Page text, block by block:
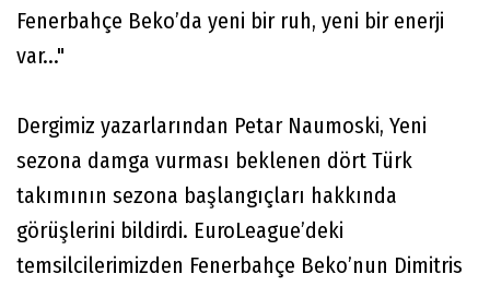
Fenerbahçe Beko’da yeni bir ruh, yeni bir enerji
var..."
Dergimiz yazarlarından Petar Naumoski, Yeni
sezona damga vurması beklenen dört Türk
takımının sezona başlangıçları hakkında
görüşlerini bildirdi. EuroLeague’deki
temsilcilerimizden Fenerbahçe Beko’nun Dimitris